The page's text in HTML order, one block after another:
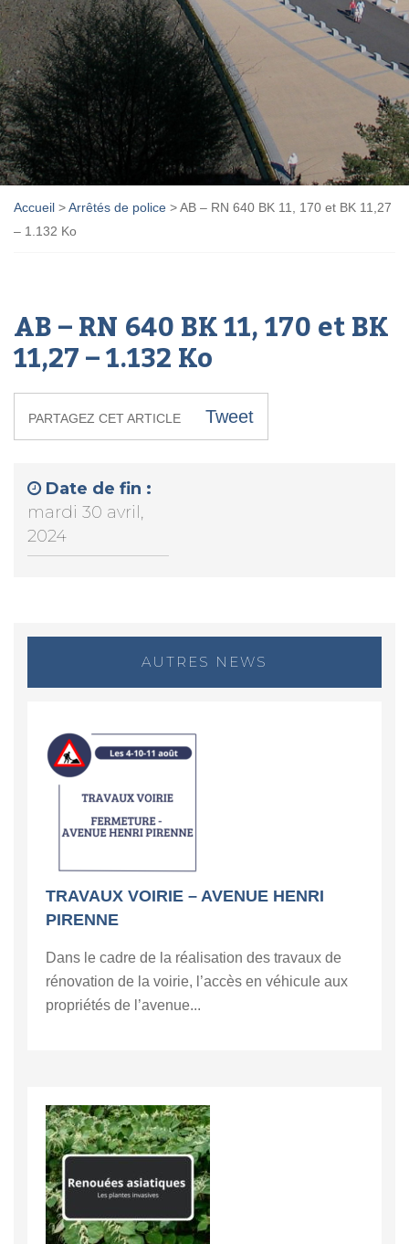
Accueil >Arrêtés de police >AB – RN 640 BK 11, 170 et BK 11,27
– 1.132 Ko
AB – RN 640 BK 11, 170 et BK
11,27 – 1.132 Ko
PARTAGEZ CET ARTICLE Tweet
Date de fin :
mardi 30 avril,
2024
AUTRES NEWS
TRAVAUX VOIRIE – AVENUE HENRI
PIRENNE
Dans le cadre de la réalisation des travaux de
rénovation de la voirie, l’accès en véhicule aux
propriétés de l’avenue...